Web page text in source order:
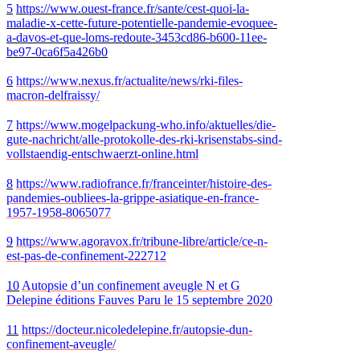
5 https://www.ouest-france.fr/sante/cest-quoi-la-
maladie-x-cette-future-potentielle-pandemie-evoquee-
a-davos-et-que-loms-redoute-3453cd86-b600-11ee-
be97-0ca6f5a426b0
6 https://www.nexus.fr/actualite/news/rki-files-
macron-delfraissy/
7 https://www.mogelpackung-who.info/aktuelles/die-
gute-nachricht/alle-protokolle-des-rki-krisenstabs-sind-
vollstaendig-entschwaerzt-online.html
8 https://www.radiofrance.fr/franceinter/histoire-des-
pandemies-oubliees-la-grippe-asiatique-en-france-
1957-1958-8065077
9 https://www.agoravox.fr/tribune-libre/article/ce-n-
est-pas-de-confinement-222712
10 Autopsie d’un confinement aveugle N et G
Delepine éditions Fauves Paru le 15 septembre 2020
11 https://docteur.nicoledelepine.fr/autopsie-dun-
confinement-aveugle/